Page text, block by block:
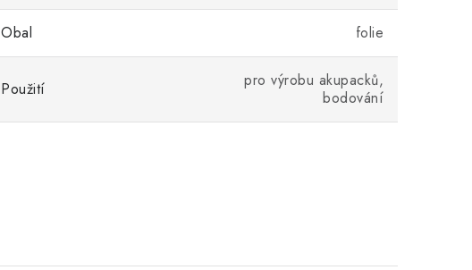
Obal folie
Použití
pro výrobu akupacků,
bodování